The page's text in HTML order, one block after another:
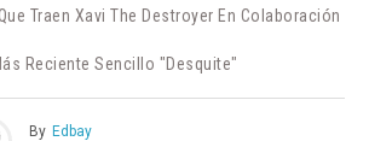
Traen Xavi The Destroyer En Colaboración
Reciente Sencillo "Desquite"
By Edbay